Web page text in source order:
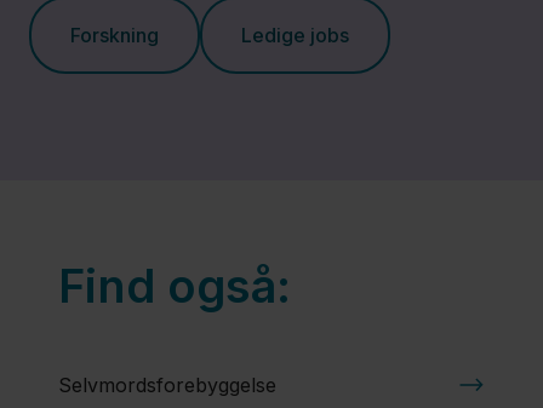
Forskning Ledige jobs
Find også:
Selvmordsforebyggelse